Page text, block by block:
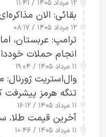
۱۲ مرداد ۱۴۰۵ / ۱۱:۴۱
بقائی: الان
۱۲ مرداد ۱۴۰۵ / ۰۸:۱۷
ترامپ: عربستان،
انجام حملات
۱۱ مرداد ۱۴۰۵ / ۱۹:۰۴
وال‌استریت
تنگه هرمز پیشرفت
۱۱ مرداد ۱۴۰۵ / ۱۶:۱۲
آخرین قیمت طلا، سکه و ارز
۱۱ مرداد ۱۴۰۵ / ۱۰:۴۶